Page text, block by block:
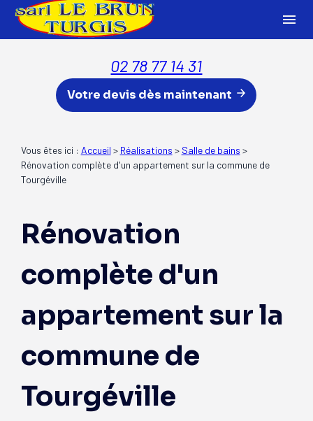
menu
02 78 77 14 31
Votre devis dès maintenant
Vous êtes ici : Accueil > Réalisations > Salle de bains >
Rénovation complète d'un appartement sur la commune de
Tourgéville
Rénovation
complète d'un
appartement sur la
commune de
Tourgéville
Panneau de gestion des cookies